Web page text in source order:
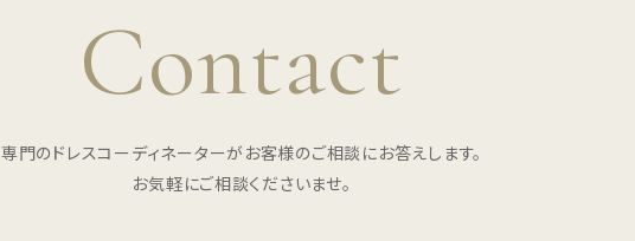
Contact
専門のドレスコーディネーターがお客様のご相談にお答えします。
お気軽にご相談くださいませ。